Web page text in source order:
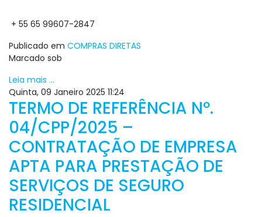
+ 55 65 99607-2847
Publicado em COMPRAS DIRETAS
Marcado sob
Leia mais ...
Quinta, 09 Janeiro 2025 11:24
TERMO DE REFERÊNCIA Nº.
04/CPP/2025 –
CONTRATAÇÃO DE EMPRESA
APTA PARA PRESTAÇÃO DE
SERVIÇOS DE SEGURO
RESIDENCIAL